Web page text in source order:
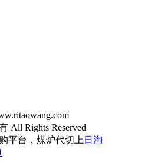
All Rights Reserved
平台，煤炉代切上 日淘